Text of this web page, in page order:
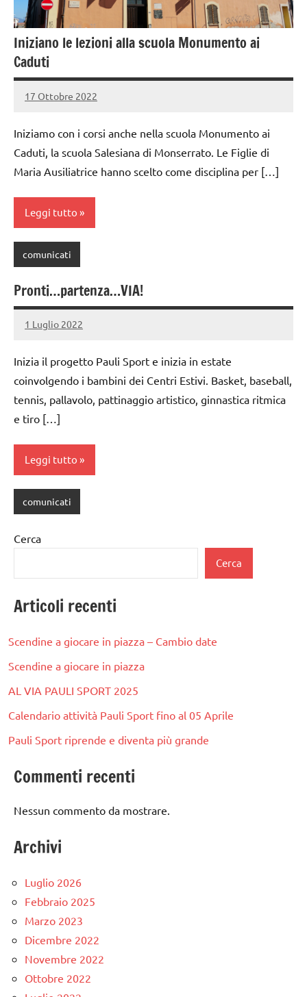
Iniziano le lezioni alla scuola Monumento ai
Caduti
17 Ottobre 2022
PauliSport
Nessun
Iniziamo con i corsi anche nella scuola Monumento ai
Caduti, la scuola Salesiana di Monserrato. Le Figlie di
Maria Ausiliatrice hanno scelto come disciplina per […]
Leggi tutto
comunicati
Pronti…partenza…VIA!
1 Luglio 2022
PauliSport
Nessun
Inizia il progetto Pauli Sport e inizia in estate
coinvolgendo i bambini dei Centri Estivi. Basket, baseball,
tennis, pallavolo, pattinaggio artistico, ginnastica ritmica
e tiro […]
Leggi tutto
comunicati
Cerca
Cerca
Articoli recenti
Scendine a giocare in piazza – Cambio date
Scendine a giocare in piazza
AL VIA PAULI SPORT 2025
Calendario attività Pauli Sport fino al 05 Aprile
Pauli Sport riprende e diventa più grande
Commenti recenti
Nessun commento da mostrare.
Archivi
Luglio 2026
Febbraio 2025
Marzo 2023
Dicembre 2022
Novembre 2022
Ottobre 2022